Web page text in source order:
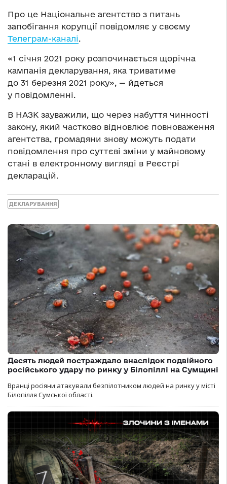
Про це Національне агентство з питань
запобігання корупції повідомляє у своєму
Телеграм-каналі.
«1 січня 2021 року розпочинається щорічна
кампанія декларування, яка триватиме
до 31 березня 2021 року», — йдеться
у повідомленні.
В НАЗК зауважили, що через набуття чинності
закону, який частково відновлює повноваження
агентства, громадяни знову можуть подати
повідомлення про суттєві зміни у майновому
стані в електронному вигляді в Реєстрі
декларацій.
ДЕКЛАРУВАННЯ
Десять людей постраждало внаслідок подвійного
російського удару по ринку у Білопіллі на Сумщині
Вранці росіяни атакували безпілотником людей на ринку у місті
Білопілля Сумської області.